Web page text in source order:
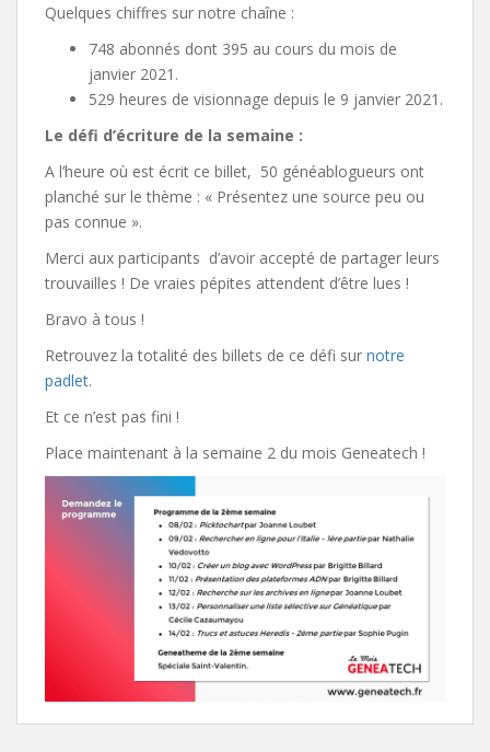
Quelques chiffres sur notre chaîne :
748 abonnés dont 395 au cours du mois de
janvier 2021.
529 heures de visionnage depuis le 9 janvier 2021.
Le défi d’écriture de la semaine :
A l’heure où est écrit ce billet, 50 généablogueurs ont
planché sur le thème : « Présentez une source peu ou
pas connue ».
Merci aux participants d’avoir accepté de partager leurs
trouvailles ! De vraies pépites attendent d’être lues !
Bravo à tous !
Retrouvez la totalité des billets de ce défi sur notre
padlet.
Et ce n’est pas fini !
Place maintenant à la semaine 2 du mois Geneatech !